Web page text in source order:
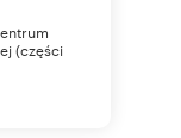
(części